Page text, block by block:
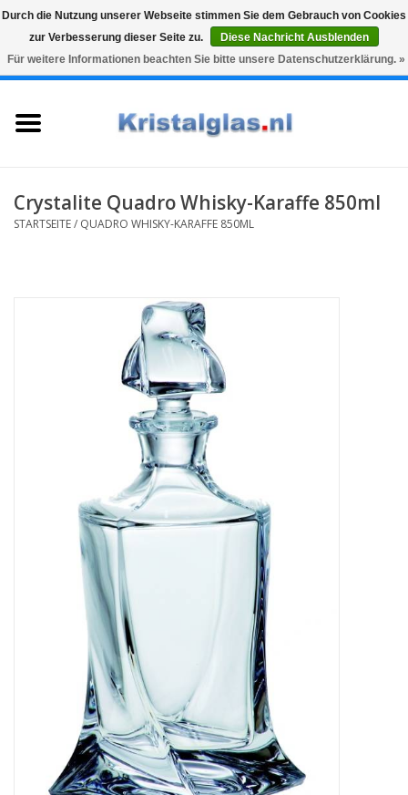
Snelle levering
Graveren
0 Artikel - €0,00
Karaffen
Crystalite Quadro Whisky-Karaffe 850ml
STARTSEITE/ QUADRO WHISKY-KARAFFE 850ML
Durch die Nutzung unserer Webseite stimmen Sie dem Gebrauch von Cookies
zur Verbesserung dieser Seite zu.
Diese Nachricht Ausblenden
Für weitere Informationen beachten Sie bitte unsere Datenschutzerklärung. »